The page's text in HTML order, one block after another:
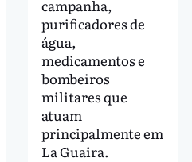
campanha,
purificadores de
água,
medicamentos e
bombeiros
militares que
atuam
principalmente em
La Guaira.